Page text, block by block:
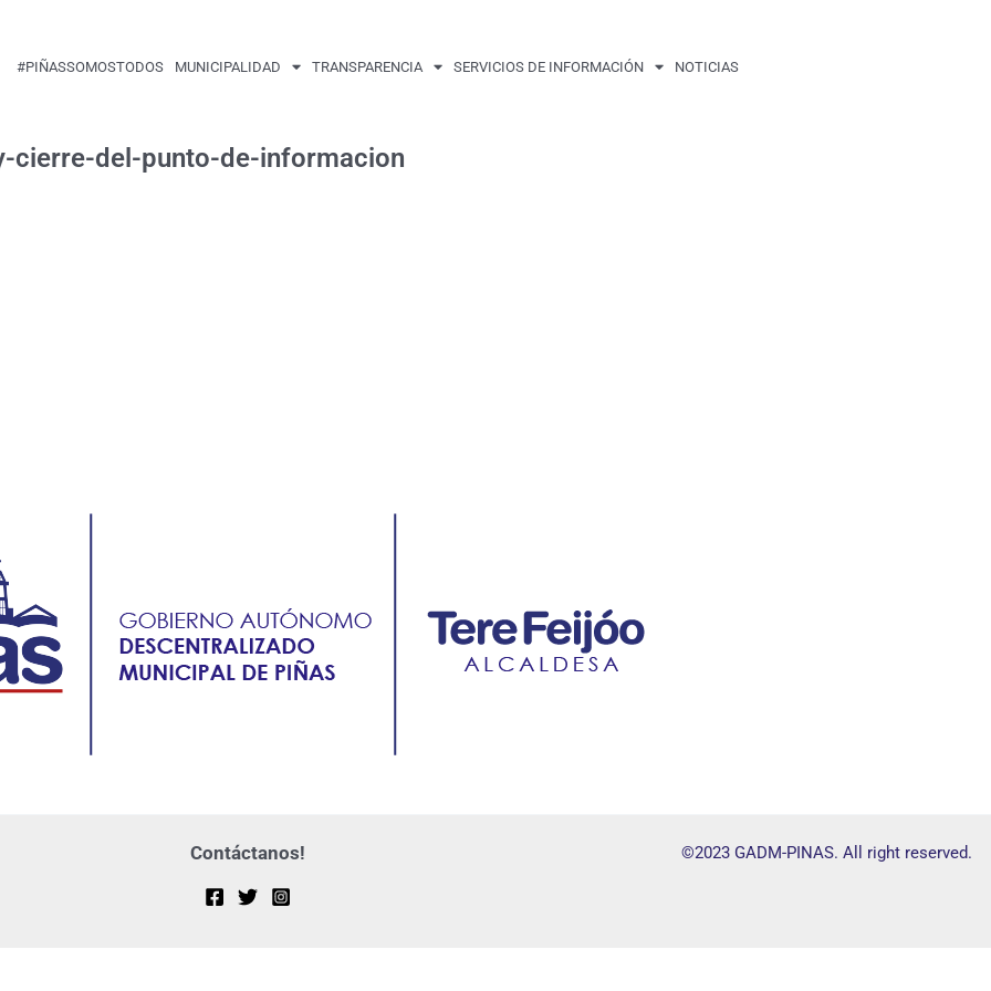
#PIÑASSOMOSTODOS MUNICIPALIDAD TRANSPARENCIA SERVICIOS DE INFORMACIÓN NOTICIAS
cierre-del-punto-de-informacion
Contáctanos! ©2023 GADM-PINAS. All right reserved.